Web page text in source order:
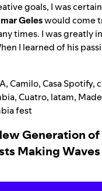
goals, I was
Geleswould come
times. I was greatly
I learned of his
,Camilo,Casa Spotify,
,Cuatro, latam,
fest
Generation
Making Waves